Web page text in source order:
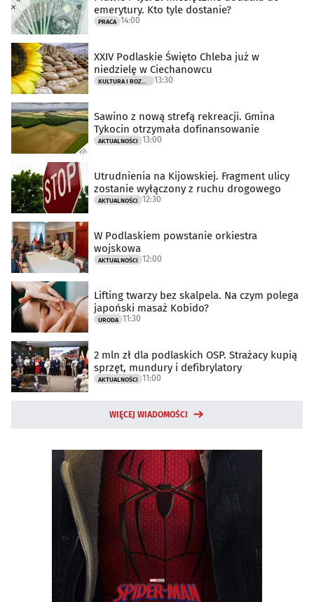
emerytury. Kto tyle dostanie?
PRACA 14:00
XXIV Podlaskie Święto Chleba już w
niedzielę w Ciechanowcu
KULTURA I ROZRYWKA 13:30
Sawino z nową strefą rekreacji. Gmina
Tykocin otrzymała dofinansowanie
AKTUALNOŚCI 13:00
Utrudnienia na Kijowskiej. Fragment ulicy
zostanie wyłączony z ruchu drogowego
AKTUALNOŚCI 12:30
W Podlaskiem powstanie orkiestra
wojskowa
AKTUALNOŚCI 12:00
Lifting twarzy bez skalpela. Na czym polega
japoński masaż Kobido?
URODA 11:30
2 mln zł dla podlaskich OSP. Strażacy kupią
sprzęt, mundury i defibrylatory
AKTUALNOŚCI 11:00
WIĘCEJ WIADOMOŚCI